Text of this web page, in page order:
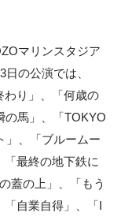
マリンスタジア
の公演では、
わり」、「何歳の
の馬」、「TOKYO
」、「ブルームー
「最終の地下鉄に
蓋の上」、「もう
自業自得」、「I